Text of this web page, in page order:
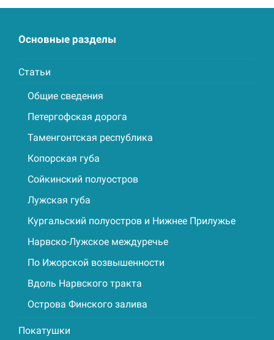
Основные разделы
Статьи
Общие сведения
Петергофская дорога
Таменгонтская республика
Копорская губа
Сойкинский полуостров
Лужская губа
Кургальский полуостров и Нижнее Прилужье
Нарвско-Лужское междуречье
По Ижорской возвышенности
Вдоль Нарвского тракта
Острова Финского залива
Покатушки